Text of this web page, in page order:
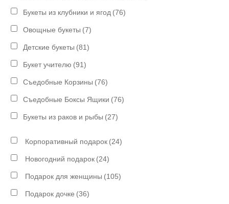
Букеты из клубники и ягод (76)
Овощные букеты (7)
Детские букеты (81)
Букет учителю (91)
Съедобные Корзины (76)
Съедобные Боксы Ящики (76)
Букеты из раков и рыбы (27)
Корпоративный подарок (24)
Новогодний подарок (24)
Подарок для женщины (105)
Подарок дочке (36)